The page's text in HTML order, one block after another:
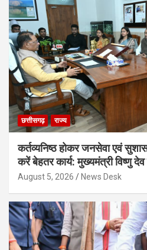
छत्तीसगढ़ राज्य
कर्तव्यनिष्ठ होकर जनसेवा एवं
करें बेहतर कार्य: मुख्यमंत्री विष्णु
August 5, 2026 News Desk